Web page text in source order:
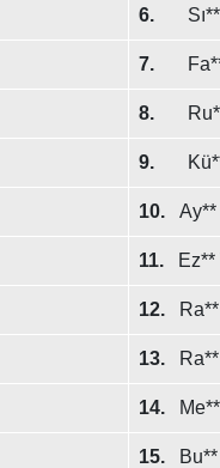
6.
7.
8.
9.
10. Ay**
11. Ez**
12.
13.
14.
15.